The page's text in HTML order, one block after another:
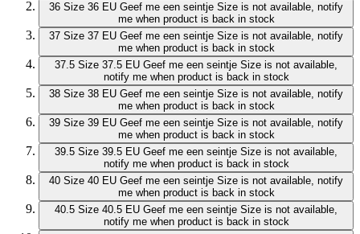
36 Size 36 EU Geef me een seintje Size is not available, notify
me when product is back in stock
37 Size 37 EU Geef me een seintje Size is not available, notify
me when product is back in stock
37.5 Size 37.5 EU Geef me een seintje Size is not available,
notify me when product is back in stock
38 Size 38 EU Geef me een seintje Size is not available, notify
me when product is back in stock
39 Size 39 EU Geef me een seintje Size is not available, notify
me when product is back in stock
39.5 Size 39.5 EU Geef me een seintje Size is not available,
notify me when product is back in stock
40 Size 40 EU Geef me een seintje Size is not available, notify
me when product is back in stock
40.5 Size 40.5 EU Geef me een seintje Size is not available,
notify me when product is back in stock